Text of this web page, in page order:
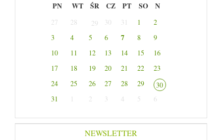
PN WT ŚR CZ PT SO N
27 28 29 30 31 1
2
3
4 5 6 7 8
9
10
11 12 13 14 15
16
17
18 19 20 21 22
23
24
25 26 27 28 29
30
31
1 2 3 4 5 6
NEWSLETTER